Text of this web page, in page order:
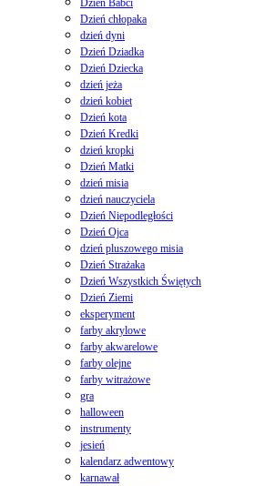
Dzień Babci
Dzień chłopaka
dzień dyni
Dzień Dziadka
Dzień Dziecka
dzień jeża
dzień kobiet
Dzień kota
Dzień Kredki
dzień kropki
Dzień Matki
dzień misia
dzień nauczyciela
Dzień Niepodległości
Dzień Ojca
dzień pluszowego misia
Dzień Strażaka
Dzień Wszystkich Świętych
Dzień Ziemi
eksperyment
farby akrylowe
farby akwarelowe
farby olejne
farby witrażowe
gra
halloween
instrumenty
jesień
kalendarz adwentowy
karnawał